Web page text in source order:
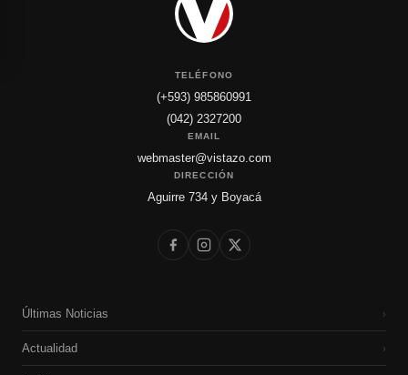
TELÉFONO
(+593) 985860991
(042) 2327200
EMAIL
webmaster@vistazo.com
DIRECCIÓN
Aguirre 734 y Boyacá
Últimas Noticias ›
Actualidad ›